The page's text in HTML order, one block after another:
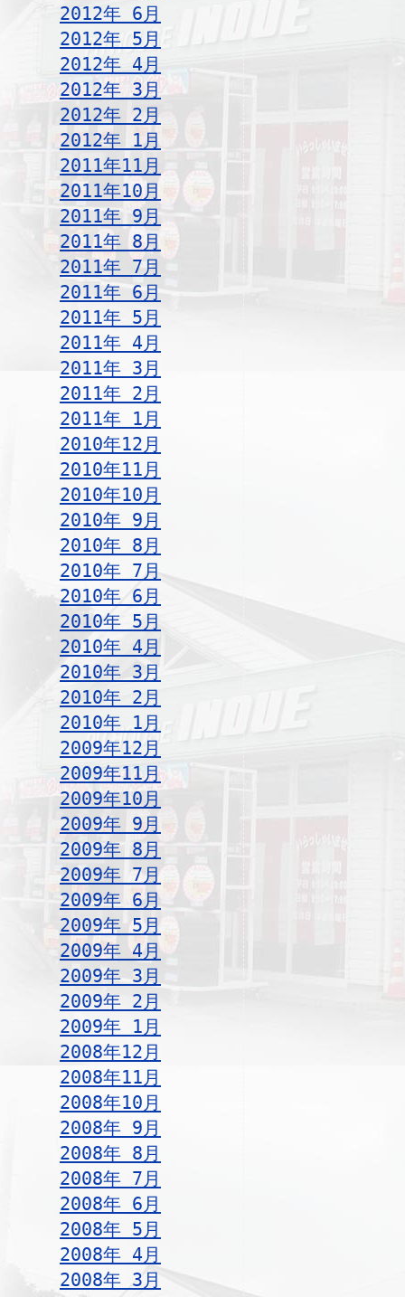
2012年 6月
2012年 5月
2012年 4月
2012年 3月
2012年 2月
2012年 1月
2011年11月
2011年10月
2011年 9月
2011年 8月
2011年 7月
2011年 6月
2011年 5月
2011年 4月
2011年 3月
2011年 2月
2011年 1月
2010年12月
2010年11月
2010年10月
2010年 9月
2010年 8月
2010年 7月
2010年 6月
2010年 5月
2010年 4月
2010年 3月
2010年 2月
2010年 1月
2009年12月
2009年11月
2009年10月
2009年 9月
2009年 8月
2009年 7月
2009年 6月
2009年 5月
2009年 4月
2009年 3月
2009年 2月
2009年 1月
2008年12月
2008年11月
2008年10月
2008年 9月
2008年 8月
2008年 7月
2008年 6月
2008年 5月
2008年 4月
2008年 3月